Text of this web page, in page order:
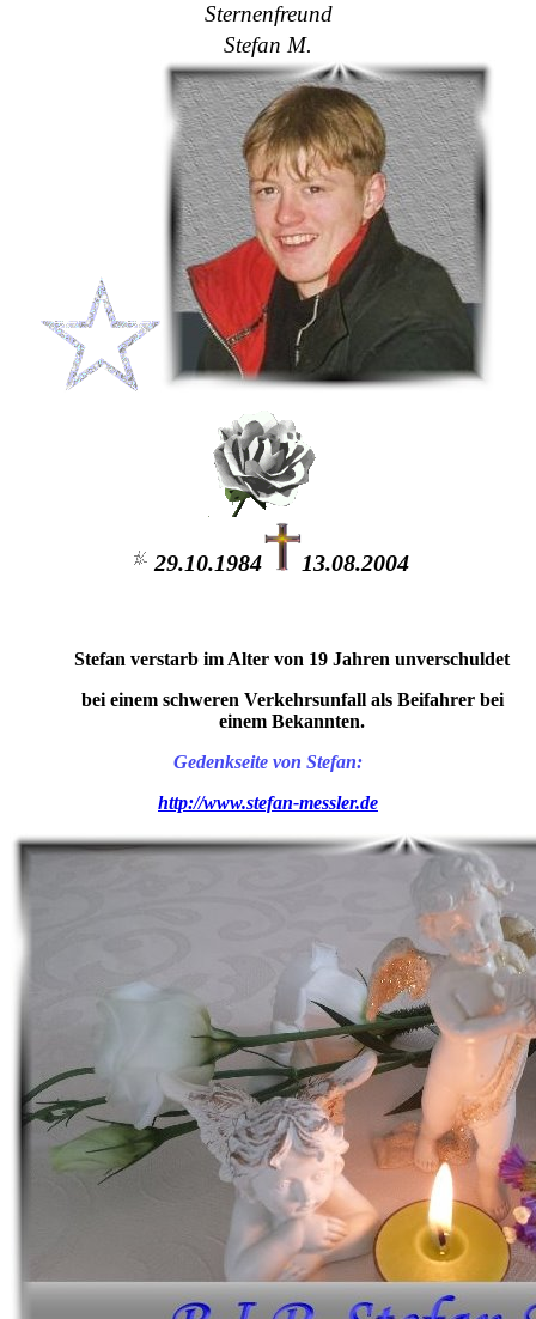
Sternenfreund
Stefan M.
29.10.1984 13.08.2004
Stefan verstarb im Alter von 19 Jahren unverschuldet
bei einem schweren Verkehrsunfall als Beifahrer bei
einem Bekannten.
Gedenkseite von Stefan:
http://www.stefan-messler.de